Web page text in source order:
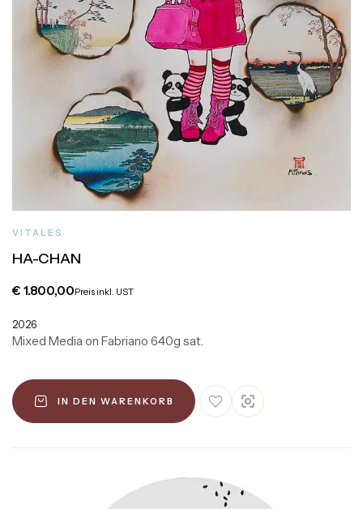
VITALES
HA-CHAN
€ 1.800,00Preis inkl. UST
2026
Mixed Media on Fabriano 640g sat.
IN DEN WARENKORB